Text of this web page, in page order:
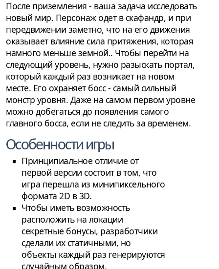
После приземления - ваша задача исследовать
новый мир. Персонаж одет в скафандр, и при
передвижении заметно, что на его движения
оказывает влияние сила притяжения, которая
намного меньше земной.. Чтобы перейти на
следующий уровень, нужно разыскать портал,
который каждый раз возникает на новом
месте. Его охраняет босс - самый сильный
монстр уровня. Даже на самом первом уровне
можно добегаться до появления самого
главного босса, если не следить за временем.
Особенности игры
Принципиальное отличие от
первой версии состоит в том, что
игра перешла из минипиксельного
формата 2D в 3D.
Чтобы иметь возможность
расположить на локации
секретные бонусы, разработчики
сделали их статичными, но
объекты каждый раз генерируются
случайным образом.